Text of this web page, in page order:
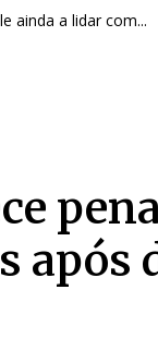
ainda a lidar com...
após